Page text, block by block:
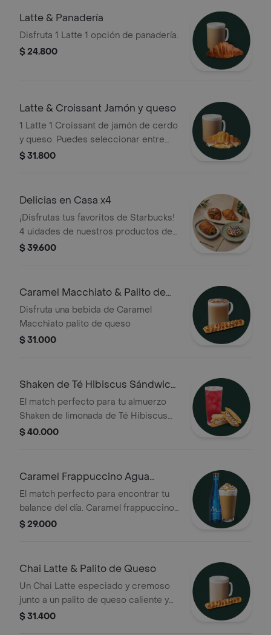
Latte & Panadería
Disfruta 1 Latte 1 opción de panadería.
$ 24.800
Latte & Croissant Jamón y queso
1 Latte 1 Croissant de jamón de cerdo
y queso. Puedes seleccionar entre
croissant de mantequilla o cereal.
$ 31.800
Delicias en Casa x4
¡Disfrutas tus favoritos de Starbucks!
4 uidades de nuestros productos de
panadería
$ 39.600
Caramel Macchiato & Palito de
queso
Disfruta una bebida de Caramel
Macchiato palito de queso
$ 31.000
Shaken de Té Hibiscus Sándwich
Pan nube
El match perfecto para tu almuerzo
Shaken de limonada de Té Hibiscus
Pan Nube
$ 40.000
Caramel Frappuccino Agua
Manantial
El match perfecto para encontrar tu
balance del día. Caramel frappuccino
más una botella de agua manantial
$ 29.000
Chai Latte & Palito de Queso
Un Chai Latte especiado y cremoso
junto a un palito de queso caliente y
crujiente. La combinación ideal entre
$ 31.400